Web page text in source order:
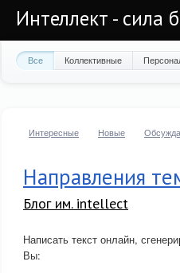
Интеллект - сила
Все Коллективные
Интересные Новые
Направления
Блог им. intellect
Написать текст онлайн,
Вы: